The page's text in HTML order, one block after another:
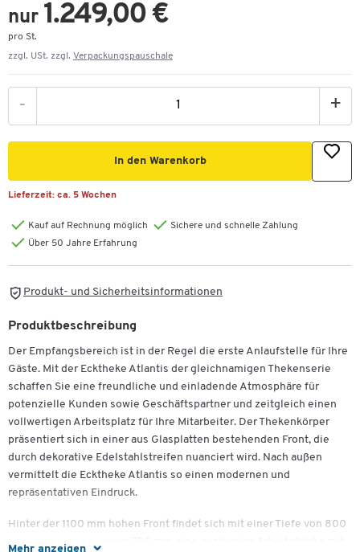
nur 1.249,00 €
pro St.
zzgl. USt. zzgl. Verpackungspauschale
- +
In den Warenkorb
Lieferzeit: ca. 5 Wochen
Kauf auf Rechnung möglich
Sichere und schnelle Zahlung
Über 50 Jahre Erfahrung
Produkt- und Sicherheitsinformationen
Mehr anzeigen
Produktbeschreibung
Der Empfangsbereich ist in der Regel die erste Anlaufstelle für Ihre
Gäste. Mit der Ecktheke Atlantis der gleichnamigen Thekenserie
schaffen Sie eine freundliche und einladende Atmosphäre für
potenzielle Kunden sowie Geschäftspartner und zeitgleich einen
vollwertigen Arbeitsplatz für Ihre Mitarbeiter. Der Thekenkörper
präsentiert sich in einer aus Glasplatten bestehenden Front, die
durch dekorative Edelstahlstreifen nuanciert wird. Nach außen
vermittelt die Ecktheke Atlantis so einen modernen und
repräsentativen Eindruck.
Hinter der 1100 mm hohen Front findet sich mit einer Tiefe von 800
mm und einer Höhe von 750 mm eine geräumige Arbeitsfläche mit